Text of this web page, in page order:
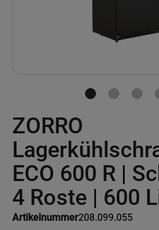
ZORRO
ECO 600 R |
4 Roste | 600
Artikelnummer208.099.055
to
the
beginning
images
gallery